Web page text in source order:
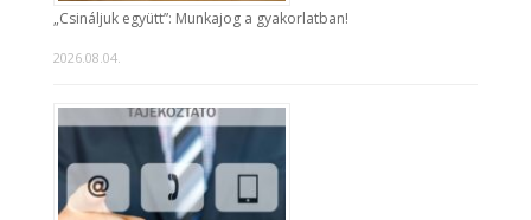
„Csináljuk együtt”: Munkajog a gyakorlatban!
2026.08.04.